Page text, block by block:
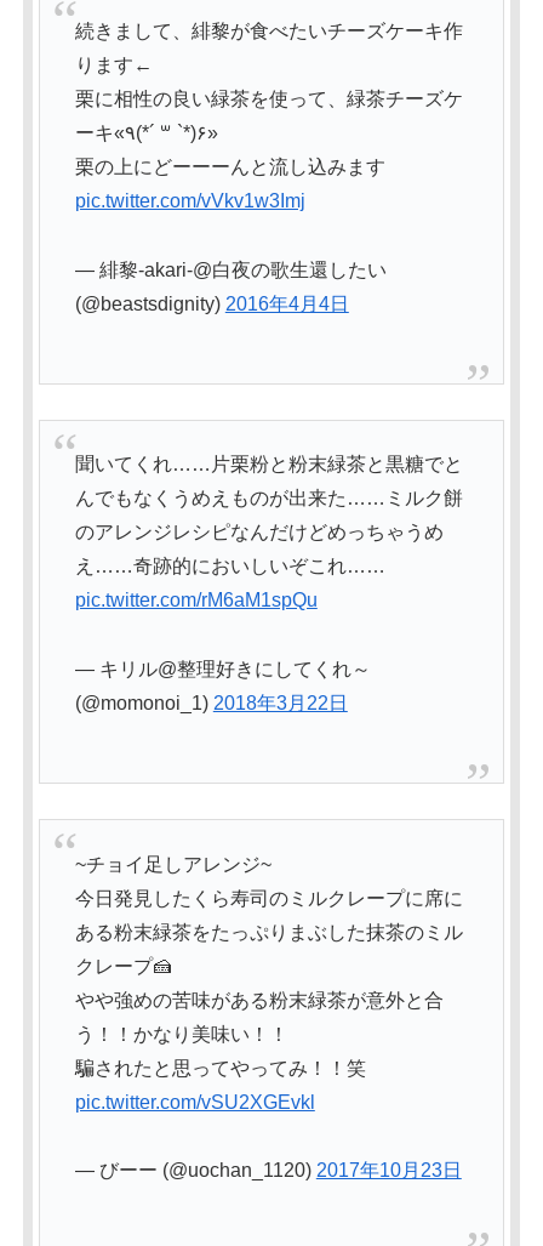
続きまして、緋黎が食べたいチーズケーキ作
ります←
栗に相性の良い緑茶を使って、緑茶チーズケ
ーキ«٩(*´ ꒳ `*)۶»
栗の上にどーーーんと流し込みます
pic.twitter.com/vVkv1w3Imj
— 緋黎-akari-@白夜の歌生還したい
(@beastsdignity) 2016年4月4日
聞いてくれ……片栗粉と粉末緑茶と黒糖でと
んでもなくうめえものが出来た……ミルク餅
のアレンジレシピなんだけどめっちゃうめ
え……奇跡的においしいぞこれ……
pic.twitter.com/rM6aM1spQu
— キリル@整理好きにしてくれ～
(@momonoi_1) 2018年3月22日
~チョイ足しアレンジ~
今日発見したくら寿司のミルクレープに席に
ある粉末緑茶をたっぷりまぶした抹茶のミル
クレープ🍰
やや強めの苦味がある粉末緑茶が意外と合
う！！かなり美味い！！
騙されたと思ってやってみ！！笑
pic.twitter.com/vSU2XGEvkl
— びーー (@uochan_1120) 2017年10月23日